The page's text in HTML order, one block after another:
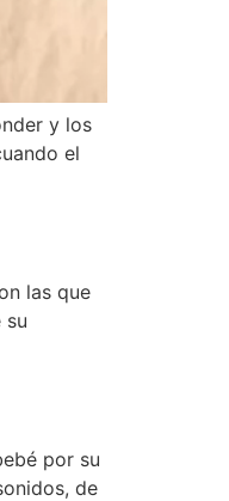
y los
el
las que
su
por su
de